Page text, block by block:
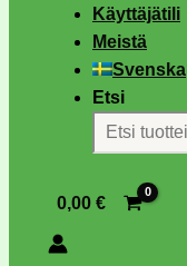
Käyttäjätili
Meistä
Svenska
Etsi
0,00€